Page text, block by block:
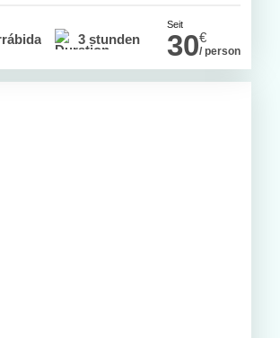
3 stunden
Seit
30€
/ person